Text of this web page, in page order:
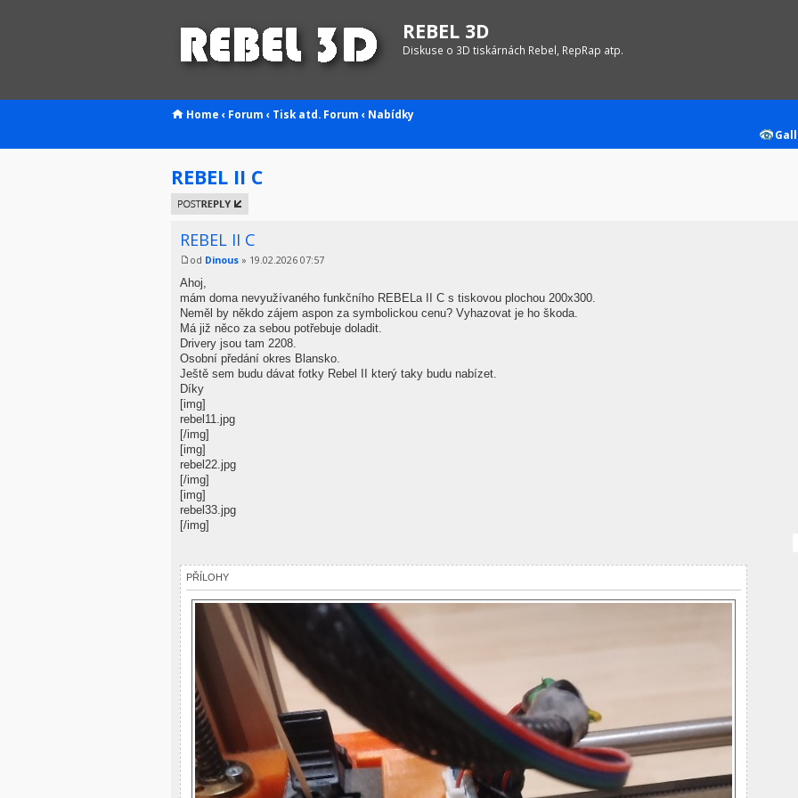
REBEL 3D
Diskuse o 3D tiskárnách Rebel, RepRap atp.
Home ‹ Forum ‹ Tisk atd. Forum ‹ Nabídky
REBEL II C
Odeslat
odpověď
REBEL II C
od Dinous » 19.02.2026 07:57
Ahoj,
mám doma nevyužívaného funkčního REBELa II C s tiskovou plochou 200x300.
Neměl by někdo zájem aspon za symbolickou cenu? Vyhazovat je ho škoda.
Má již něco za sebou potřebuje doladit.
Drivery jsou tam 2208.
Osobní předání okres Blansko.
Ještě sem budu dávat fotky Rebel II který taky budu nabízet.
Díky
[img]
rebel11.jpg
[/img]
[img]
rebel22.jpg
[/img]
[img]
rebel33.jpg
[/img]
PŘÍLOHY